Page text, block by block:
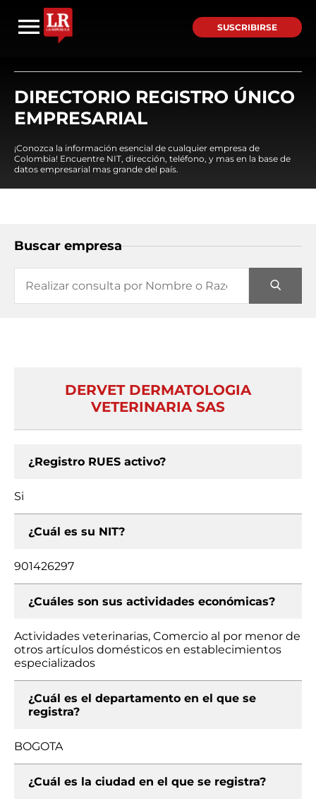
SUSCRIBIRSE
DIRECTORIO REGISTRO ÚNICO
EMPRESARIAL
¡Conozca la información esencial de cualquier empresa de
Colombia! Encuentre NIT, dirección, teléfono, y mas en la base de
datos empresarial mas grande del país.
Buscar empresa
DERVET DERMATOLOGIA
VETERINARIA SAS
¿Registro RUES activo?
Si
¿Cuál es su NIT?
901426297
¿Cuáles son sus actividades económicas?
Actividades veterinarias, Comercio al por menor de
otros artículos domésticos en establecimientos
especializados
¿Cuál es el departamento en el que se
registra?
BOGOTA
¿Cuál es la ciudad en el que se registra?